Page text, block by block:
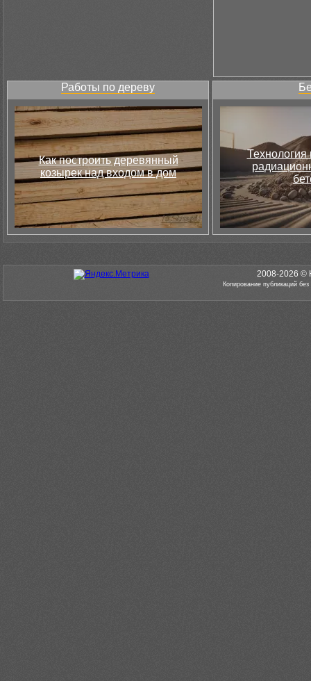
Работы по дереву
Как построить деревянный
козырек над входом в дом
Технология
2008-2026 ©
Копирование публикаций